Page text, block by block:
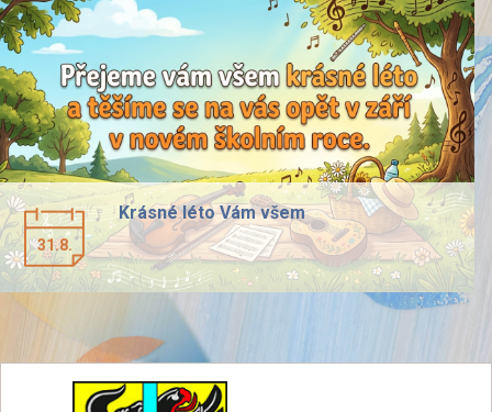
31.8.
Krásné léto Vám všem
předchozí